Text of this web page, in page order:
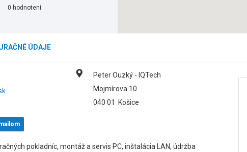
0 hodnotení
ÚDAJE
Peter Ouzký - IQTech
Mojmírova 10
040 01
Košice
pokladníc, montáž a servis PC, inštalácia LAN, údržba